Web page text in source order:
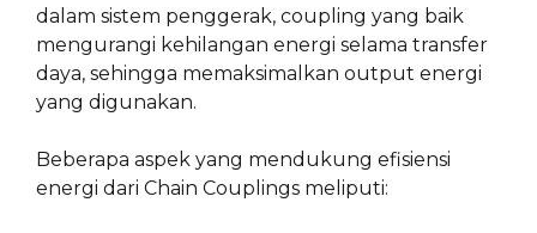
dalam sistem penggerak, coupling yang baik
mengurangi kehilangan energi selama transfer
daya, sehingga memaksimalkan output energi
yang digunakan.
Beberapa aspek yang mendukung efisiensi
energi dari Chain Couplings meliputi: